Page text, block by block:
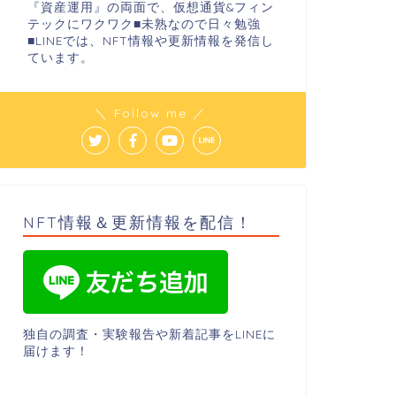
『資産運用』の両面で、仮想通貨&フィン
テックにワクワク■未熟なので日々勉強
■LINEでは、NFT情報や更新情報を発信し
ています。
＼ Follow me ／
NFT情報＆更新情報を配信！
独自の調査・実験報告や新着記事をLINEに
届けます！